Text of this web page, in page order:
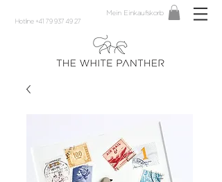
Hotline +41 79 937 49 27
Mein Einkaufskorb